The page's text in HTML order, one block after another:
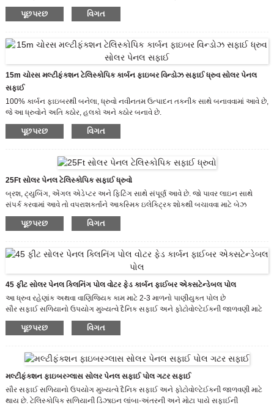
કઠોરતાનું પરીક્ષણ કર્યું છે અને વોટરફેડ પોલ્સ શ્રેષ્ઠ કઠોરતા ધરાવે છે.
પૂછપરછ વિગત
15m ચોરસ મલ્ટીફંક્શન ટેલિસ્કોપિક કાર્બન ફાઇબર વિન્ડોઝ સફાઈ ધ્રુવ સોલર પેનલ
સફાઈ
100% કાર્બન ફાઇબરથી બનેલા, ધ્રુવો નવીનતમ ઉત્પાદન તકનીક સાથે બનાવવામાં આવે છે,
જે આ ધ્રુવોને અતિ કઠોર, હલકો અને કઠોર બનાવે છે.
ક્રોસ સેક્શન ખૂબ જ સરળ અને સ્પર્શ કરવા માટે આરામદાયક છે, અને તે સરળતાથી અને
ઝડપથી ખેંચાઈ શકે છે.
પૂછપરછ વિગત
25Ft સોલર પેનલ ટેલિસ્કોપિક સફાઈ ધ્રુવો
બ્રશ, ટ્યુબિંગ, એંગલ એડેપ્ટર અને ફિટિંગ સાથે સંપૂર્ણ આવે છે. જો પાવર લાઇન સાથે
સંપર્ક કરવામાં આવે તો વપરાશકર્તાને આકસ્મિક ઇલેક્ટ્રિક શોકથી બચાવવા માટે બેઝ
સેક્શન ફાઇબરગ્લાસ છે.
પૂછપરછ વિગત
45 ફીટ સોલર પેનલ ક્લિનિંગ પોલ વોટર ફેડ કાર્બન ફાઈબર એક્સટેન્ડેબલ પોલ
આ ધ્રુવ રહેણાંક અથવા વાણિજ્યિક કામ માટે 2-3 માળનો પાણીયુક્ત પોલ છે
સૌર સફાઈ સળિયાનો ઉપયોગ મુખ્યત્વે દૈનિક સફાઈ અને ફોટોવોલ્ટેઈકની જાળવણી માટે
થાય છે. ટેલિસ્કોપિક સળિયાની ડિઝાઇન લાંબા-અંતરની અને મોટા પાયે સફાઈની
જરૂરિયાતોને પૂર્ણ કરે છે, જે સલામત અને વિશ્વસનીય છે.
પૂછપરછ વિગત
મલ્ટીફંક્શન ફાઇબરગ્લાસ સોલર પેનલ સફાઈ પોલ ગટર સફાઈ
સૌર સફાઈ સળિયાનો ઉપયોગ મુખ્યત્વે દૈનિક સફાઈ અને ફોટોવોલ્ટેઈકની જાળવણી માટે
થાય છે. ટેલિસ્કોપિક સળિયાની ડિઝાઇન લાંબા-અંતરની અને મોટા પાયે સફાઈની